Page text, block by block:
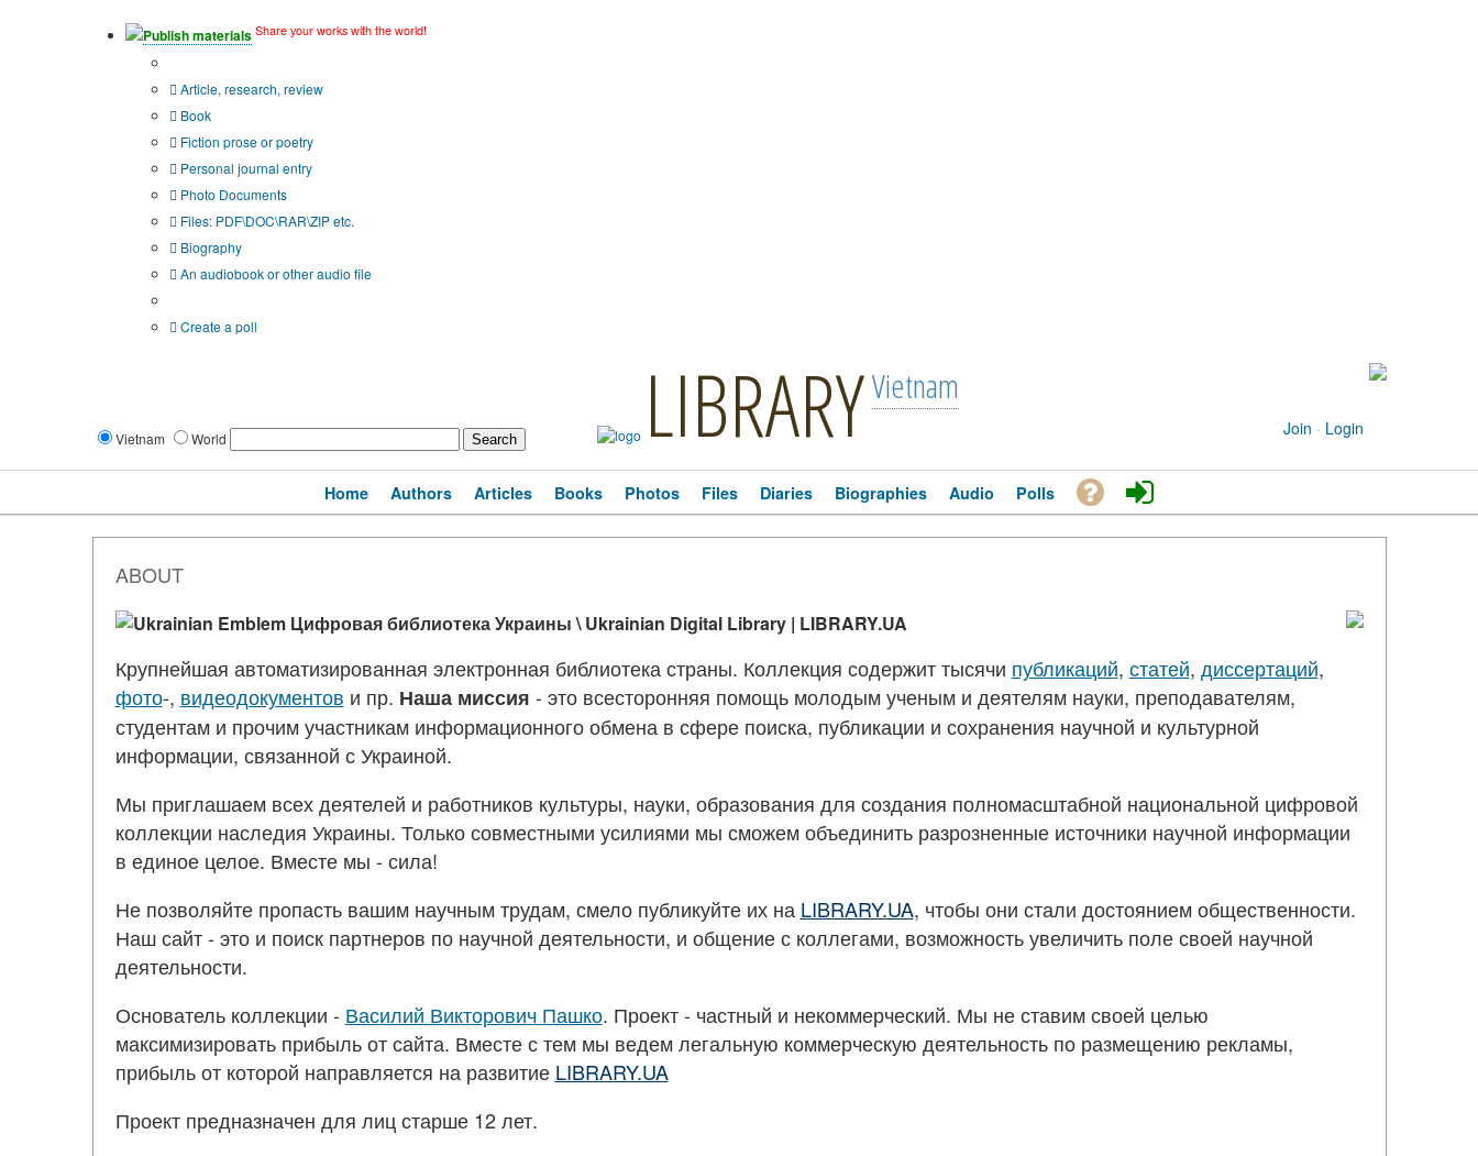
Publish materials Share your works with the world!
Article, research, review
Book
Fiction prose or poetry
Personal journal entry
Photo Documents
Files: PDF\DOC\RAR\ZIP etc.
Biography
An audiobook or other audio file
Create a poll
Vietnam World LIBRARYVietnam
Join · Login
Home Authors Articles Books Photos Files Diaries Biographies Audio Polls
ABOUT
Цифровая библиотека Украины \ Ukrainian Digital Library | LIBRARY.UA
Крупнейшая автоматизированная электронная библиотека страны. Коллекция содержит тысячи публикаций, статей, диссертаций,
фото-, видеодокументов и пр. Наша миссия - это всесторонняя помощь молодым ученым и деятелям науки, преподавателям,
студентам и прочим участникам информационного обмена в сфере поиска, публикации и сохранения научной и культурной
информации, связанной с Украиной.
Мы приглашаем всех деятелей и работников культуры, науки, образования для создания полномасштабной национальной цифровой
коллекции наследия Украины. Только совместными усилиями мы сможем объединить разрозненные источники научной информации
в единое целое. Вместе мы - сила!
Не позволяйте пропасть вашим научным трудам, смело публикуйте их на LIBRARY.UA, чтобы они стали достоянием общественности.
Наш сайт - это и поиск партнеров по научной деятельности, и общение с коллегами, возможность увеличить поле своей научной
деятельности.
Основатель коллекции - Василий Викторович Пашко. Проект - частный и некоммерческий. Мы не ставим своей целью
максимизировать прибыль от сайта. Вместе с тем мы ведем легальную коммерческую деятельность по размещению рекламы,
прибыль от которой направляется на развитие LIBRARY.UA
Проект предназначен для лиц старше 12 лет.